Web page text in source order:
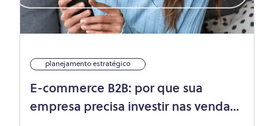
planejamento estratégico
E-commerce B2B: por que sua
empresa precisa investir nas vendas